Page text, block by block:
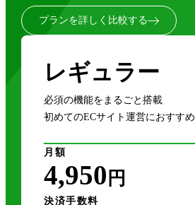
プランを詳しく比較する
レギュラー
必須の機能をまるごと搭載
初めてのECサイト運営におすすめ
月額
4,950 円
決済手数料